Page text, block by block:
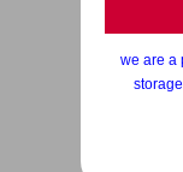
we are a